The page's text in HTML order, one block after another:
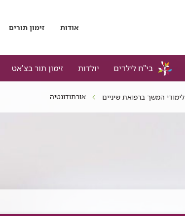
אודות זימון תורים
בי"ח לילדים יולדות זימון תור בצ'אט
לימודי המשך ברפואת שיניים אורתודונטיה